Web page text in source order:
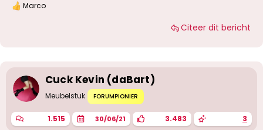
W
n
g
n
:
Marco
Citeer dit bericht
Cuck Kevin (daBart)
Meubelstuk FORUMPIONIER
1.515 30/06/21 3.483 3